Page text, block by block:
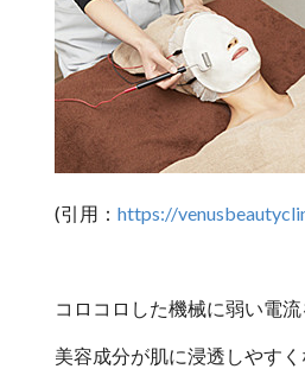
(引用： https://
コロコロした機械に弱い電
美容成分が肌に浸透しやすく